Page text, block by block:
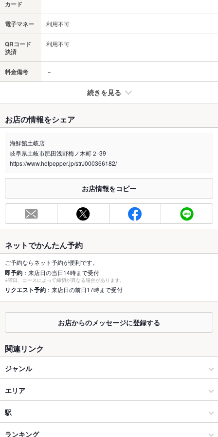
カード
電子マネー 利用不可
QRコード
決済
利用不可
料金備考 －
続きを見る
禁煙・喫煙 全席禁煙
喫煙専用室
※2020年4月1日～受動喫煙対策に関する法律が施行されています。正しい情報はお店へお問い
総席数 70席
最大宴会収
－
個室 なし
座敷 なし
掘りごたつ なし
カウンター なし
ソファー なし
テラス席
貸切
設備
Wi-Fi
お店の情報をシェア
海鮮館土岐店
岐阜県土岐市肥田浅野梅ノ木町２-39
https://www.hotpepper.jp/strJ000366182/
お店情報をコピー
ネットでかんたん予約
ご予約ならネット予約が便利です。
即予約 ：来店日の当日14時まで受付
※曜日、コースによって締切が異なる場合があります。
リクエスト予約 ：来店日の前日17時まで受付
お店からのメッセージに登録する
関連リンク
ジャンル
中華
台湾・香港料理
多治見・土岐 × 中華
エリア
土岐市
土岐市 × 中華
駅
土岐市駅
ランキング